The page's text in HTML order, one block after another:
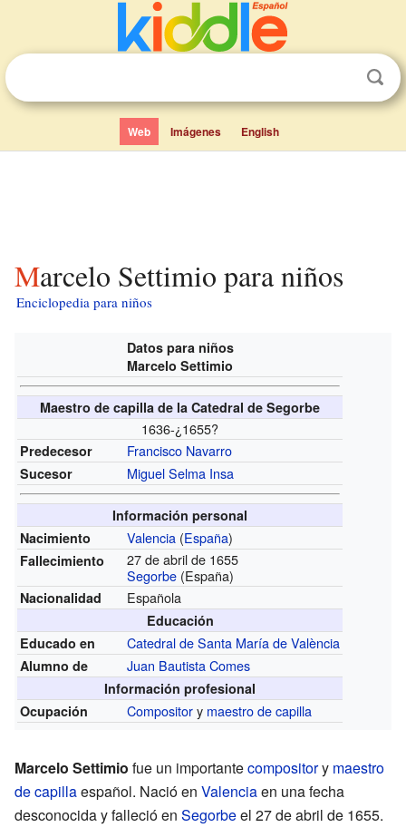
Web Imágenes English
Marcelo Settimio para niños
Enciclopedia para niños
Datos para niños
Marcelo Settimio
Maestro de capilla de la Catedral de Segorbe
1636-¿1655?
Predecesor Francisco Navarro
Sucesor Miguel Selma Insa
Información personal
Nacimiento
Valencia (España)
Fallecimiento
27 de abril de 1655
Segorbe (España)
Nacionalidad Española
Educación
Educado en
Catedral de Santa María de València
Alumno de Juan Bautista Comes
Información profesional
Ocupación
Compository maestro de capilla
Marcelo Settimio fue un importantecompository maestro
de capillaespañol. Nació en Valenciaen una fecha
desconocida y falleció en Segorbeel 27 de abril de 1655.